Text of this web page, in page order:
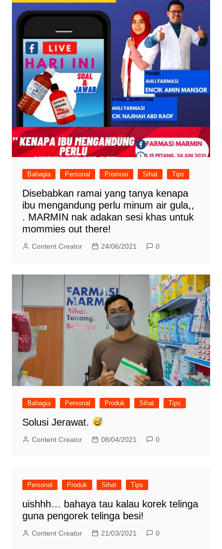
Bahagia Personal Promosi Sihat Tips
Disebabkan ramai yang tanya kenapa
ibu mengandung perlu minum air gula,,
. MARMIN nak adakan sesi khas untuk
mommies out there!
Content Creator 24/06/2021 0
Bahagia Personal Produk Sihat Tips
Solusi Jerawat.
Content Creator 08/04/2021 0
Personal Produk Sihat Tips
uishhh… bahaya tau kalau korek telinga
guna pengorek telinga besi!
Content Creator 21/03/2021 0